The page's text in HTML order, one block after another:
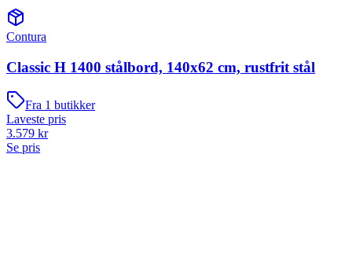
Contura
Classic H 1400 stålbord, 140x62 cm, rustfrit stål
Fra 1 butikker
Laveste pris
3.579 kr
Se pris